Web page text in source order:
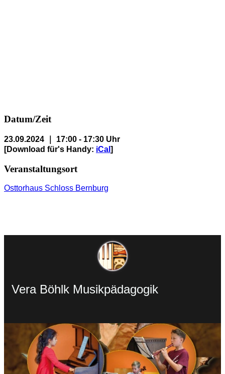
Datum/Zeit
23.09.2024 ｜ 17:00 - 17:30 Uhr
[Download für's Handy: iCal ]
Veranstaltungsort
Osttorhaus Schloss Bernburg